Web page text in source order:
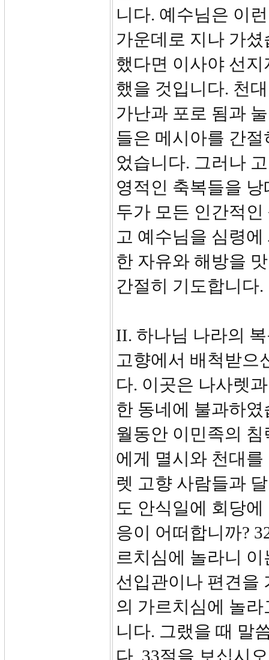
니다. 예수님은 이
가운데로 지나 가
했다면 이사야 선
했을 것입니다. 천
가난과 포로 됨과
들은 메시아를 간
었습니다. 그러나
영적인 축복들을
두가 모든 인간적
고 예수님을 심령
한 자유와 해방을
간절히 기도합니다.
II. 하나님 나라의
고향에서 배척받으
다. 이곳은 나사렛
한 동네에 불과하
월동안 이민족의
에게 멸시와 천대
렛 고향 사람들과
도 안식일에 회당
응이 어떠합니까?
르치심에 놀라니
선입관이나 편견을
의 가르치심에 놀
니다. 그랬을 때 말
다. 33절을 보십시